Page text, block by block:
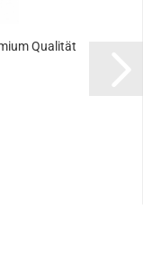
Qualität